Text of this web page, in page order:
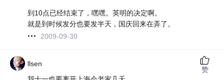
到10点已经结束了，嘿嘿。英明的决定啊。
就是到时候发分也要发半天，国庆回来在弄了。
2009-09-30
llsen
赞